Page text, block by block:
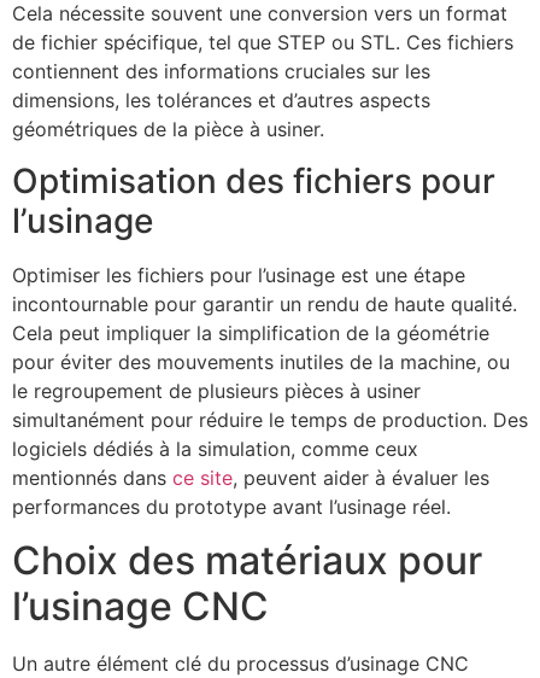
Cela nécessite souvent une conversion vers un format
de fichier spécifique, tel que STEP ou STL. Ces fichiers
contiennent des informations cruciales sur les
dimensions, les tolérances et d’autres aspects
géométriques de la pièce à usiner.
Optimisation des fichiers pour
l’usinage
Optimiser les fichiers pour l’usinage est une étape
incontournable pour garantir un rendu de haute qualité.
Cela peut impliquer la simplification de la géométrie
pour éviter des mouvements inutiles de la machine, ou
le regroupement de plusieurs pièces à usiner
simultanément pour réduire le temps de production. Des
logiciels dédiés à la simulation, comme ceux
mentionnés dans ce site, peuvent aider à évaluer les
performances du prototype avant l’usinage réel.
Choix des matériaux pour
l’usinage CNC
Un autre élément clé du processus d’usinage CNC